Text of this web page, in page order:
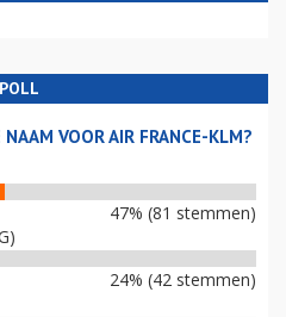
POLL
VOOR AIR FRANCE-KLM?
47% (81 stemmen)
24% (42 stemmen)